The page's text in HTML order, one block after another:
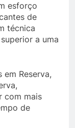
esforço
de
técnica
a uma
em Reserva,
com mais
de